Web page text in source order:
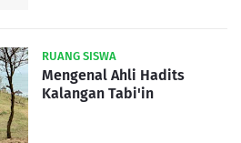
RUANG SISWA
Mengenal Ahli Hadits
Kalangan Tabi'in